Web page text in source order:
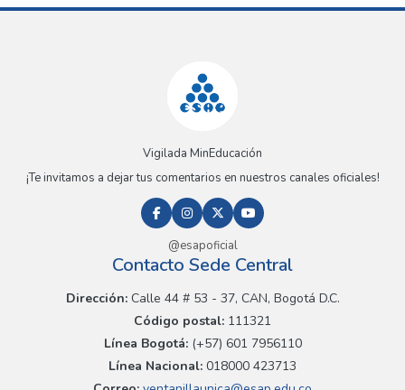
Vigilada MinEducación
¡Te invitamos a dejar tus comentarios en nuestros canales oficiales!
@esapoficial
Contacto Sede Central
Dirección:Calle 44 # 53 - 37, CAN, Bogotá D.C.
Código postal: 111321
Línea Bogotá:(+57) 601 7956110
Línea Nacional: 018000 423713